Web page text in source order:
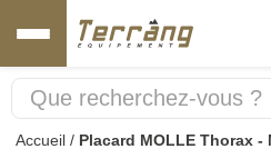
Accueil / Placard MOLLE Thorax -